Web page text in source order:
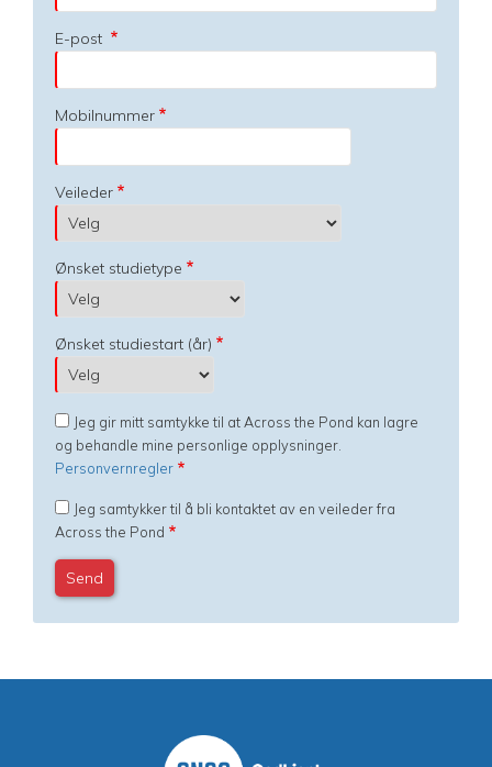
E-post
Mobilnummer
Veileder
Ønsket studietype
Ønsket studiestart (år)
Jeg gir mitt samtykke til at Across the Pond kan lagre
og behandle mine personlige opplysninger.
Personvernregler
Jeg samtykker til å bli kontaktet av en veileder fra
Across the Pond